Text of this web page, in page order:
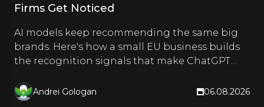
Firms Get Noticed
AI models keep recommending the same big
brands. Here's how a small EU business builds
the recognition signals that make ChatGPT
Andrei Gologan 06.08.2026